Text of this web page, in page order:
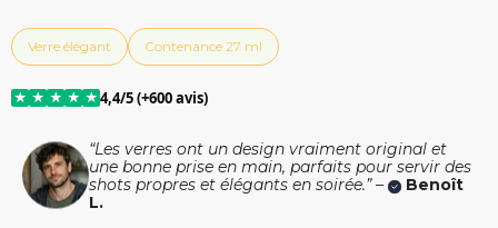
Verre élégant Contenance 27 ml
★ ★ ★ ★ ★4,4/5 (+600 avis)
“Les verres ont un design vraiment original et
une bonne prise en main, parfaits pour servir des
shots propres et élégants en soirée.” –
Benoît
L.